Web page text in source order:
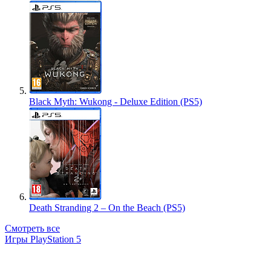
Black Myth: Wukong - Deluxe Edition (PS5)
Death Stranding 2 – On the Beach (PS5)
Смотреть все
Игры PlayStation 5